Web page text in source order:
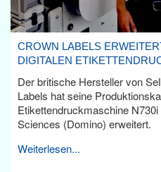
CROWN LABELS
DIGITALEN
Der britische Hersteller von
Labels hat seine
Etikettendruckmaschine
Sciences (Domino) erweitert.
Weiterlesen...